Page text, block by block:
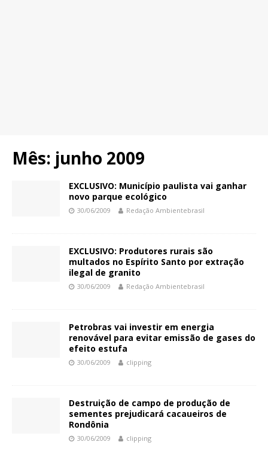
Mês: junho 2009
EXCLUSIVO: Município paulista vai ganhar
novo parque ecológico
30/06/2009 Redação Ambientebrasil
EXCLUSIVO: Produtores rurais são
multados no Espírito Santo por extração
ilegal de granito
30/06/2009 Redação Ambientebrasil
Petrobras vai investir em energia
renovável para evitar emissão de gases do
efeito estufa
30/06/2009 clipping
Destruição de campo de produção de
sementes prejudicará cacaueiros de
Rondônia
30/06/2009 clipping